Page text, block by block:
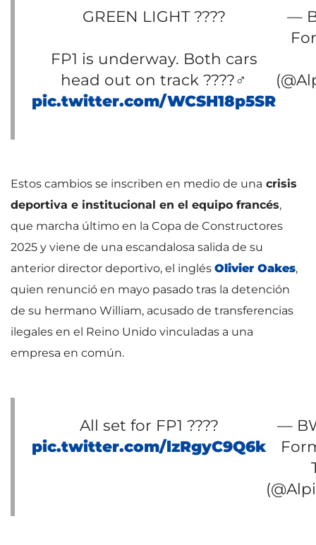
GREEN LIGHT ????
FP1 is underway. Both cars
head out on track ????‍♂️
pic.twitter.com/WCSH18p5SR
—
Estos cambios se inscriben en medio de una crisis
deportiva e institucional en el equipo francés,
que marcha último en la Copa de Constructores
2025 y viene de una escandalosa salida de su
anterior director deportivo, el inglés Olivier Oakes,
quien renunció en mayo pasado tras la detención
de su hermano William, acusado de transferencias
ilegales en el Reino Unido vinculadas a una
empresa en común.
All set for FP1 ????
pic.twitter.com/lzRgyC9Q6k
—